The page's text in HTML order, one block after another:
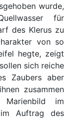
wurde,
für
des Klerus zu
von so
hegte, zeigt
sich reiche
Zaubers aber
zusammen
im
im Auftrag des